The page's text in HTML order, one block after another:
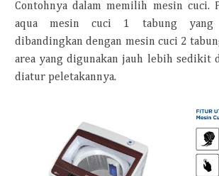
Contohnya dalam memilih mesin cuci.
aqua mesin cuci 1 tabung yang
dibandingkan dengan mesin cuci 2
area yang digunakan jauh lebih sedikit
diatur peletakannya.